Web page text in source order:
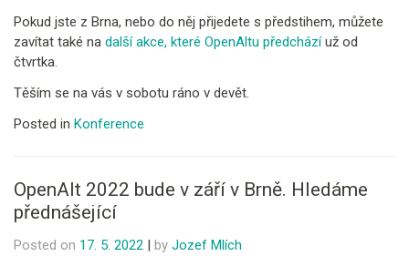
Pokud jste z Brna, nebo do něj přijedete s předstihem, můžete
zavítat také na další akce, které OpenAltu předcházíuž od
čtvrtka.
Těším se na vás v sobotu ráno v devět.
Posted in Konference
OpenAlt 2022 bude v září v Brně. Hledáme
přednášející
Posted on 17. 5. 2022 | by Jozef Mlích